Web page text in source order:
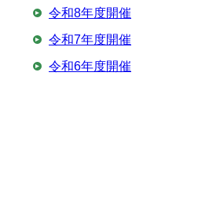
令和8年度開催
令和7年度開催
令和6年度開催